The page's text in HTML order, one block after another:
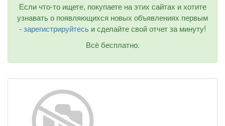
Если что-то ищете, покупаете на этих сайтах и хотите
узнавать о появляющихся новых объявлениях первым
-зарегистрируйтесь и сделайте свой отчет за минуту!
Всё бесплатно.